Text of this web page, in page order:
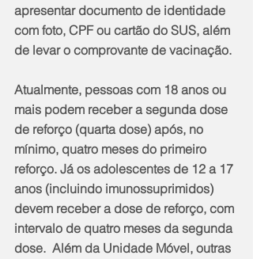
apresentar documento de identidade
com foto, CPF ou cartão do SUS, além
de levar o comprovante de vacinação.
Atualmente, pessoas com 18 anos ou
mais podem receber a segunda dose
de reforço (quarta dose) após, no
mínimo, quatro meses do primeiro
reforço. Já os adolescentes de 12 a 17
anos (incluindo imunossuprimidos)
devem receber a dose de reforço, com
intervalo de quatro meses da segunda
dose.  Além da Unidade Móvel, outras